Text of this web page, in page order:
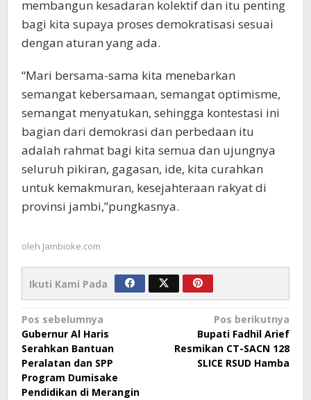
membangun kesadaran kolektif dan itu penting
bagi kita supaya proses demokratisasi sesuai
dengan aturan yang ada.
“Mari bersama-sama kita menebarkan
semangat kebersamaan, semangat optimisme,
semangat menyatukan, sehingga kontestasi ini
bagian dari demokrasi dan perbedaan itu
adalah rahmat bagi kita semua dan ujungnya
seluruh pikiran, gagasan, ide, kita curahkan
untuk kemakmuran, kesejahteraan rakyat di
provinsi jambi,”pungkasnya.
oleh Jambioke.com
Ikuti Kami Pada
Navigasi
pos
Pos sebelumnya
Gubernur Al Haris
Serahkan Bantuan
Peralatan dan SPP
Program Dumisake
Pendidikan di Merangin
Pos berikutnya
Bupati Fadhil Arief
Resmikan CT-SACN 128
SLICE RSUD Hamba